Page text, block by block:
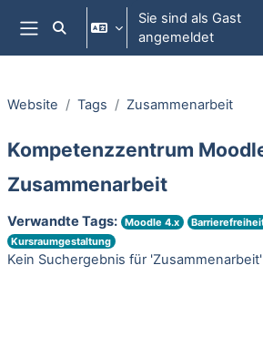
Zum Hauptinhalt
Website-Übersicht
Sucheingabe umschalten
Sie sind als Gast
angemeldet
Website Tags Zusammenarbeit
Kompetenzzentrum
Zusammenarbeit
Verwandte Tags: Moodle 4.x
Kursraumgestaltung
Kein Suchergebnis für 'Zusammenarbeit'